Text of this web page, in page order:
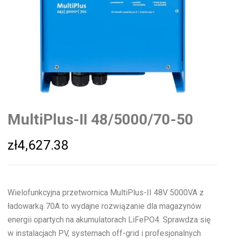
MultiPlus-II 48/5000/70-50
zł4,627.38
Wielofunkcyjna przetwornica MultiPlus-II 48V 5000VA z
ładowarką 70A to wydajne rozwiązanie dla magazynów
energii opartych na akumulatorach LiFePO4. Sprawdza się
w instalacjach PV, systemach off-grid i profesjonalnych